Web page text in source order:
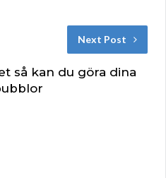
Next Post
så kan du göra dina